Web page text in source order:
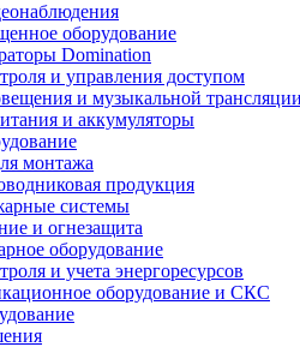
оборудование
Domination
и управления доступом
и музыкальной трансляции
и аккумуляторы
монтажа
продукция
системы
и огнезащита
оборудование
и учета энергоресурсов
оборудование и СКС